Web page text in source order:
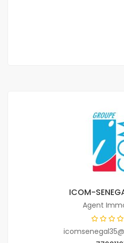
ICOM-
Agent